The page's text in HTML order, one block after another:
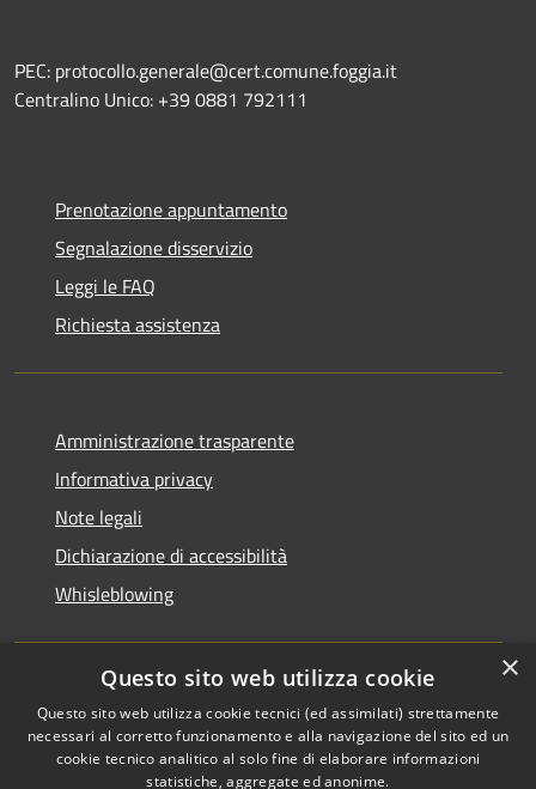
PEC: protocollo.generale@cert.comune.foggia.it
Centralino Unico: +39 0881 792111
Prenotazione appuntamento
Segnalazione disservizio
Leggi le FAQ
Richiesta assistenza
Amministrazione trasparente
Informativa privacy
Note legali
Dichiarazione di accessibilità
Whisleblowing
RSS
Accessibilità
Privacy
Copyright © 2026 • Comune di
Foggia • Powered by
Municipium
Accesso
×
Questo sito web utilizza cookie
Questo sito web utilizza cookie tecnici (ed assimilati) strettamente
necessari al corretto funzionamento e alla navigazione del sito ed un
cookie tecnico analitico al solo fine di elaborare informazioni
statistiche, aggregate ed anonime.